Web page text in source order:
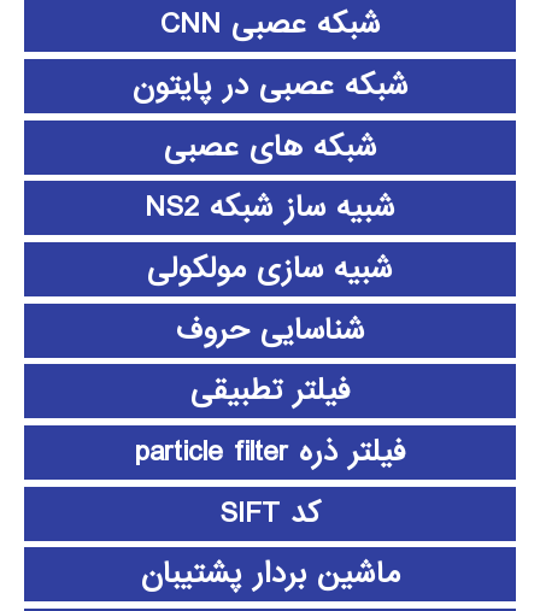
شبکه عصبی CNN
شبکه عصبی در پایتون
شبکه های عصبی
شبیه ساز شبکه NS2
شبیه سازی مولکولی
شناسایی حروف
فیلتر تطبیقی
فیلتر ذره particle filter
کد SIFT
ماشین بردار پشتیبان